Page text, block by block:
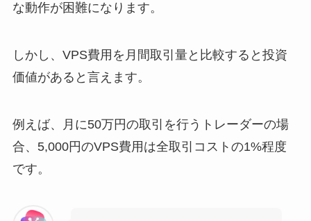
な動作が困難になります。
しかし、VPS費用を月間取引量と比較すると投資
価値があると言えます。
例えば、月に50万円の取引を行うトレーダーの場
合、5,000円のVPS費用は全取引コストの1%程度
です。